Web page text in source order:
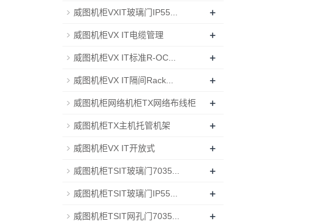
威图机柜VXIT玻璃门IP55... +
威图机柜VX IT电缆管理 +
威图机柜VX IT标准R-OC... +
威图机柜VX IT隔间Rack... +
威图机柜网络机柜TX网络布线柜 +
威图机柜TX主机托管机架 +
威图机柜VX IT开放式 +
威图机柜TSIT玻璃门7035... +
威图机柜TSIT玻璃门IP55... +
威图机柜TSIT网孔门7035... +